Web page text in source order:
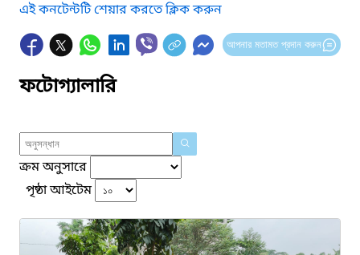
এই কনটেন্টটি শেয়ার করতে ক্লিক করুন
আপনার মতামত প্রদান করুন
ফটোগ্যালারি
ক্রম অনুসারে
পৃষ্ঠা আইটেম